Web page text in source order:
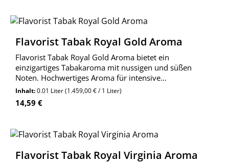
Flavorist Tabak Royal Gold Aroma
Flavorist Tabak Royal Gold Aroma bietet ein
einzigartiges Tabakaroma mit nussigen und süßen
Noten. Hochwertiges Aroma für intensive
Geschmackserlebnisse.
Inhalt:0.01 Liter(1.459,00 € / 1 Liter)
Regulärer Preis:
14,59 €
Flavorist Tabak Royal Virginia Aroma